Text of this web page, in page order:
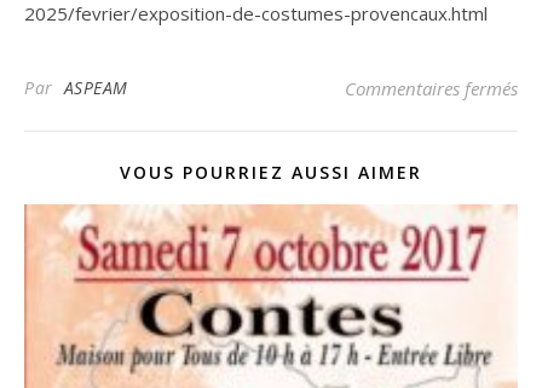
2025/fevrier/exposition-de-costumes-provencaux.html
ParASPEAM Commentaires fermés
VOUS POURRIEZ AUSSI AIMER